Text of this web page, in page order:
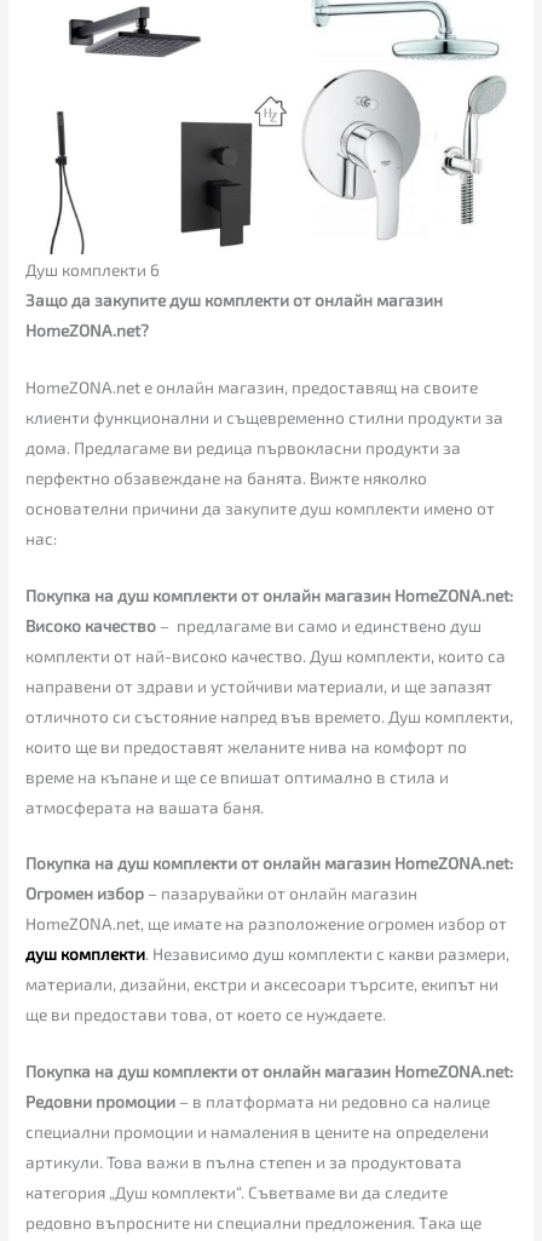
Душ комплекти 6
Защо да закупите душ комплекти от онлайн магазин
HomeZONA.net?
HomeZONA.net е онлайн магазин, предоставящ на своите
клиенти функционални и същевременно стилни продукти за
дома. Предлагаме ви редица първокласни продукти за
перфектно обзавеждане на банята. Вижте няколко
основателни причини да закупите душ комплекти имено от
нас:
Покупка на душ комплекти от онлайн магазин HomeZONA.net:
Високо качество – предлагаме ви само и единствено душ
комплекти от най-високо качество. Душ комплекти, които са
направени от здрави и устойчиви материали, и ще запазят
отличното си състояние напред във времето. Душ комплекти,
които ще ви предоставят желаните нива на комфорт по
време на къпане и ще се впишат оптимално в стила и
атмосферата на вашата баня.
Покупка на душ комплекти от онлайн магазин HomeZONA.net:
Огромен избор – пазарувайки от онлайн магазин
HomeZONA.net, ще имате на разположение огромен избор от
душ комплекти. Независимо душ комплекти с какви размери,
материали, дизайни, екстри и аксесоари търсите, екипът ни
ще ви предостави това, от което се нуждаете.
Покупка на душ комплекти от онлайн магазин HomeZONA.net:
Редовни промоции – в платформата ни редовно са налице
специални промоции и намаления в цените на определени
артикули. Това важи в пълна степен и за продуктовата
категория „Душ комплекти“. Съветваме ви да следите
редовно въпросните ни специални предложения. Така ще